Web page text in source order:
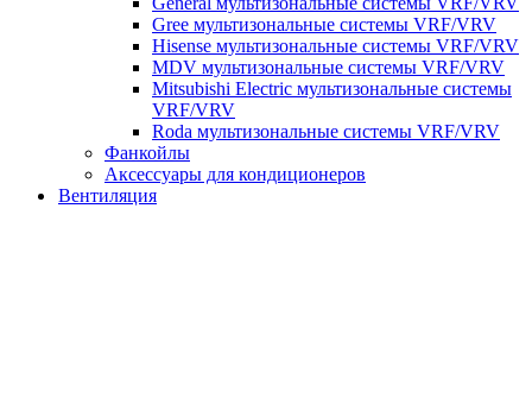
Gree мультизональные системы VRF/VRV
Hisense мультизональные системы VRF/VRV
MDV мультизональные системы VRF/VRV
Mitsubishi Electric мультизональные системы
VRF/VRV
Roda мультизональные системы VRF/VRV
Фанкойлы
Аксессуары для кондиционеров
Вентиляция